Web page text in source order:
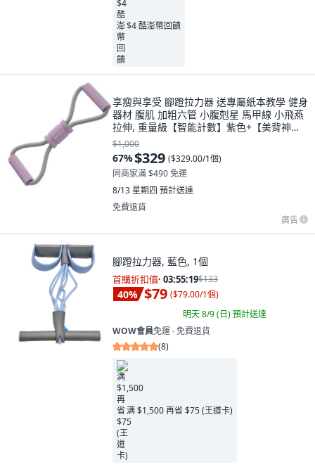
$4 酷澎幣回饋
享瘦與享受 腳蹬拉力器 送專屬紙本教學 健身
器材 腹肌 加粗六管 小腹剋星 馬甲線 小飛燕
拉伸, 重量級【智能計數】紫色+【美背神
器】紫色, 1個
$1,000
67%$329 ($329.00/1個)
同商家滿 $490 免運
8/13 星期四 預計送達
免費退貨
廣告
腳蹬拉力器, 藍色, 1個
首購折扣價· 03:55:18$133
40% $79 ($79.00/1個)
明天 8/9 (日)預計送達
WOW會員免運 ∙ 免費退貨
(8)
满 $1,500 再省 $75 (王道卡)